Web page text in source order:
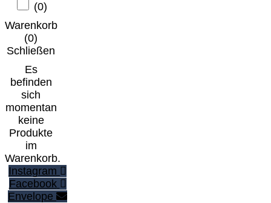
(0)
Warenkorb
(0)
Schließen
Es
befinden
sich
momentan
keine
Produkte
im
Warenkorb.
Instagram
Facebook
Envelope